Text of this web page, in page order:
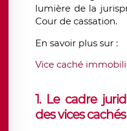
lumière de la
Cour de cassation.
En savoir plus sur :
Vice caché
1. Le cadre
des vices cachés